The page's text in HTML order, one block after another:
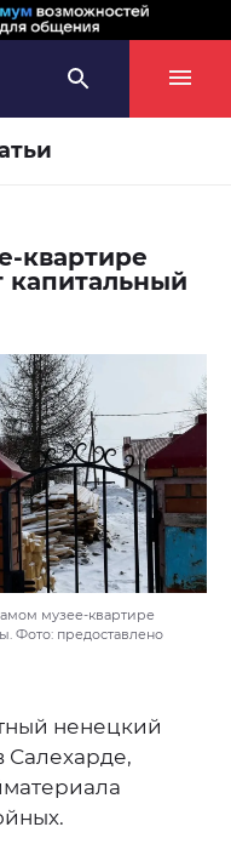
квартире
капитальный
музее-квартире
Фото: предоставлено
ненецкий
Салехарде,